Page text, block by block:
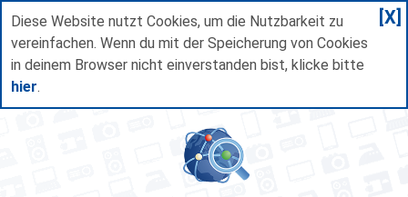
Diese Website nutzt Cookies, um die Nutzbarkeit zu
vereinfachen. Wenn du mit der Speicherung von Cookies
in deinem Browser nicht einverstanden bist, klicke bitte
hier.
[X]